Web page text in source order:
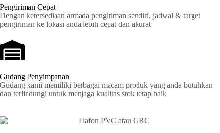
Pengiriman Cepat
Dengan ketersediaan armada pengiriman sendiri, jadwal & target
pengiriman ke lokasi anda lebih cepat dan akurat
Gudang Penyimpanan
Gudang kami memiliki berbagai macam produk yang anda butuhkan
dan terlindungi untuk menjaga kualitas stok tetap baik